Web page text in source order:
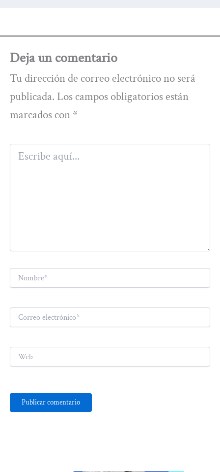
Deja un comentario
Tu dirección de correo electrónico no será
publicada. Los campos obligatorios están
marcados con *
Escribe
aquí...
Nombre*
Correo
electrónico*
Web